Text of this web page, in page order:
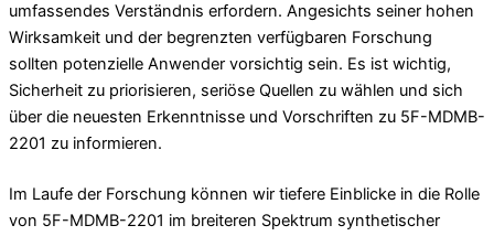
umfassendes Verständnis erfordern. Angesichts seiner hohen
Wirksamkeit und der begrenzten verfügbaren Forschung
sollten potenzielle Anwender vorsichtig sein. Es ist wichtig,
Sicherheit zu priorisieren, seriöse Quellen zu wählen und sich
über die neuesten Erkenntnisse und Vorschriften zu 5F-MDMB-
2201 zu informieren.
Im Laufe der Forschung können wir tiefere Einblicke in die Rolle
von 5F-MDMB-2201 im breiteren Spektrum synthetischer